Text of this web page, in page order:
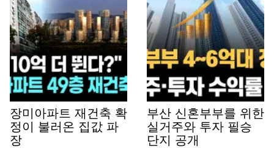
장미아파트 재건축 확
정이 불러온 집값 파
장
부산 신혼부부를 위한
실거주와 투자 필승
단지 공개